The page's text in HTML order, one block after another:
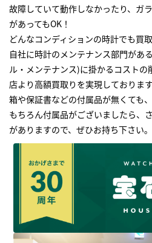
故障していて動作しなかったり、ガ
があってもOK！
どんなコンディションの時計でも買
自社に時計のメンテナンス部門があ
ル・メンテナンス)に掛かるコスト
店より高額買取りを実現しておりま
箱や保証書などの付属品が無くても
もちろん付属品がございましたら、
がありますので、ぜひお持ち下さい｡